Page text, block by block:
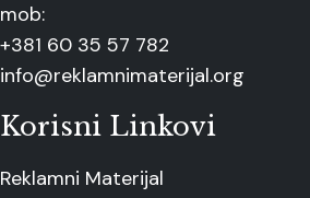
mob:
+381 60 35 57 782
info@reklamnimaterijal.org
Korisni Linkovi
Reklamni Materijal